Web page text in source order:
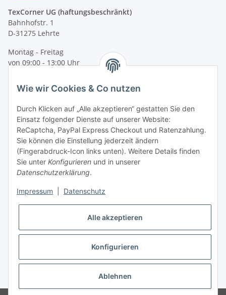
TexCorner UG (haftungsbeschränkt)
Bahnhofstr. 1
D-31275 Lehrte
Montag - Freitag
von 09:00 - 13:00 Uhr
Tel: +49 (0) 5132 8230689
E-Mail:mail@texcorner.de
Vertrag widerrufen
* Alle Preise inkl. gesetzlicher USt., zzgl.Versand
Wie wir Cookies & Co nutzen
Durch Klicken auf „Alle akzeptieren“ gestatten Sie den
Einsatz folgender Dienste auf unserer Website:
ReCaptcha, PayPal Express Checkout und Ratenzahlung.
Sie können die Einstellung jederzeit ändern
(Fingerabdruck-Icon links unten). Weitere Details finden
Sie unter Konfigurieren und in unserer
Datenschutzerklärung.
Impressum Datenschutz
Alle akzeptieren
Konfigurieren
Ablehnen